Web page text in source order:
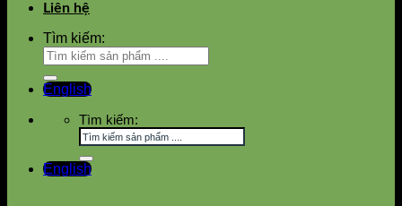
Liên hệ
Tìm kiếm:
English
Tìm kiếm:
English